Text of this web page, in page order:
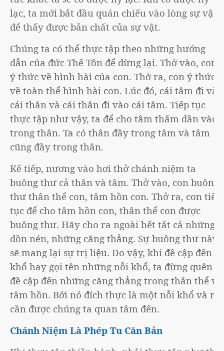
lạc, ta mới bắt đầu quán chiếu vào lòng sự vật
để thấy được bản chất của sự vật.
Chúng ta có thể thực tập theo những hướng
dẫn của đức Thế Tôn để dừng lại. Thở vào, con
ý thức về hình hài của con. Thở ra, con ý thức
về toàn thể hình hài con. Lúc đó, cái tâm đi vào
cái thân và cái thân đi vào cái tâm. Tiếp tục
thực tập như vậy, ta để cho tâm thấm dần vào
trong thân. Ta có thân đầy trong tâm và tâm
cũng đầy trong thân.
Kế tiếp, nương vào hơi thở chánh niệm ta
buông thư cả thân và tâm. Thở vào, con buông
thư thân thể con, tâm hồn con. Thở ra, con tiếp
tục để cho tâm hồn con, thân thể con được
buông thư. Hãy cho ra ngoài hết tất cả những
dồn nén, những căng thẳng. Sự buông thư này
sẽ mang lại sự trị liệu. Do vậy, khi đề cập đến
khổ hay gọi tên những nỗi khổ, ta đừng quên
đề cập đến những căng thẳng trong thân thể và
tâm hồn. Bởi nó đích thực là một nỗi khổ và rất
cần được chúng ta quan tâm đến.
Chánh Niệm Là Phép Tu Căn Bản